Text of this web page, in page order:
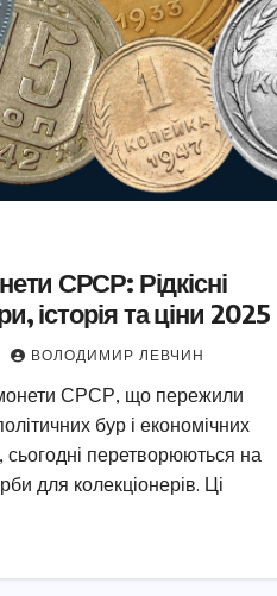
СРСР: Рідкісні
історія та ціни 2025
ВОЛОДИМИР ЛЕВЧИН
СРСР, що пережили
бур і економічних
сьогодні перетворюються на
для колекціонерів. Ці